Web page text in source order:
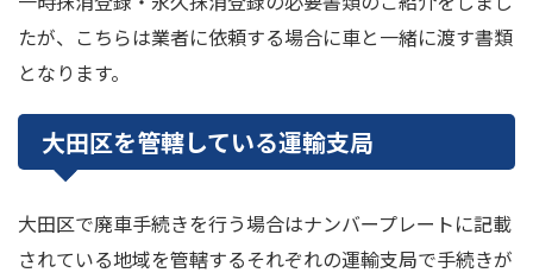
たが、こちらは業者に依頼する場合に車と一緒に渡す書類
となります。
大田区を管轄している運輸支局
大田区で廃車手続きを行う場合はナンバープレートに記載
されている地域を管轄するそれぞれの運輸支局で手続きが